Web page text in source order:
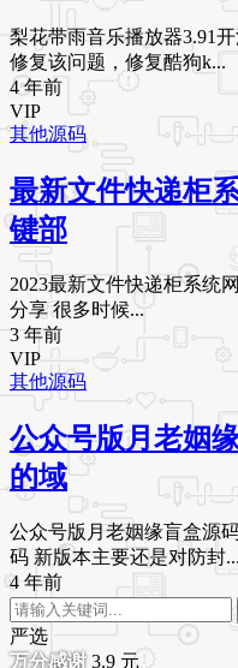
梨花带雨音乐播放器3.91
修复该问题，修复酷狗k...
4 年前
VIP
其他源码
最新文件快递柜
键部
2023最新文件快递柜系统
分享 很多时候...
3 年前
VIP
其他源码
公众号版月老姻
的域
公众号版月老姻缘盲盒源
码 新版本主要还是对防封...
4 年前
严选
3.9 元